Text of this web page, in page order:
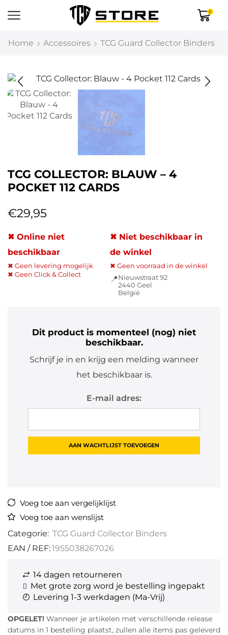
0
Home Accessoires TCG Guard Collector Binders
TCG COLLECTOR: BLAUW – 4
POCKET 112 CARDS
€29,95
✖ Online niet
beschikbaar
✖ Geen levering mogelijk
✖ Geen Click & Collect
✖ Niet beschikbaar in
de winkel
✖ Geen voorraad in de winkel
📍Nieuwstraat 92
2440 Geel
België
Dit product is momenteel (nog) niet
beschikbaar.
Schrijf je in en krijg een melding wanneer
het beschikbaar is.
E-mail adres:
Voeg toe aan vergelijklijst
Voeg toe aan wenslijst
Categorie: TCG Guard Collector Binders
EAN / REF:1955038267026
14 dagen retourneren
Met grote zorg word je bestelling ingepakt
Levering 1-3 werkdagen (Ma-Vrij)
OPGELET! Wanneer je artikelen met verschillende release
datums in 1 bestelling plaatst, zullen alle items pas geleverd